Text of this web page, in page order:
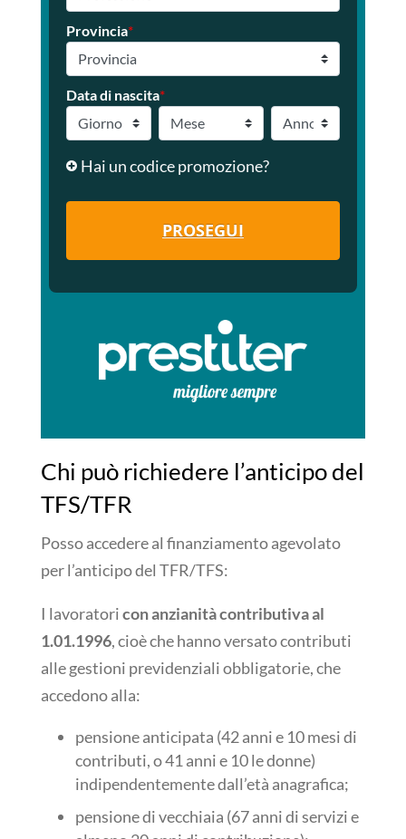
Provincia*
Data di nascita*
Hai un codice promozione?
PROSEGUI
Chi può richiedere l’anticipo del
TFS/TFR
Posso accedere al finanziamento agevolato
per l’anticipo del TFR/TFS:
I lavoratoricon anzianità contributiva al
1.01.1996, cioè che hanno versato contributi
alle gestioni previdenziali obbligatorie, che
accedono alla:
pensione anticipata (42 anni e 10 mesi di
contributi, o 41 anni e 10 le donne)
indipendentemente dall’età anagrafica;
pensione di vecchiaia (67 anni di servizi e